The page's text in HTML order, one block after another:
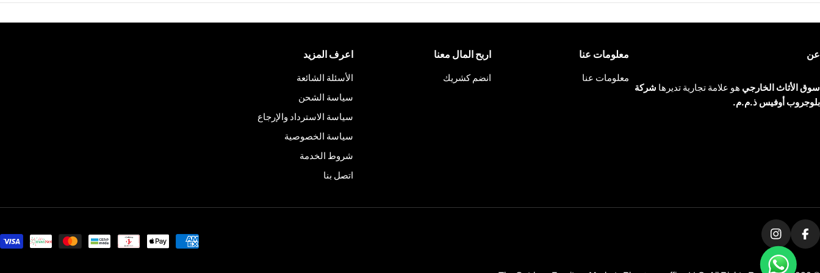
عن
سوق الأثاث الخارجي هو علامة تجارية تديرها شركة
بلوجروب أوفيس ذ.م.م.
معلومات عنا
معلومات عنا
اربح المال معنا
انضم كشريك
اعرف المزيد
الأسئلة الشائعة
سياسة الشحن
سياسة الاسترداد والإرجاع
سياسة الخصوصية
شروط الخدمة
اتصل بنا
طرق
فيسبوكانستغرام